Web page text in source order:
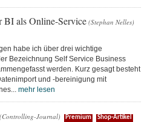
als Online-Service (Stephan Nelles)
habe ich über drei wichtige
Bezeichnung Self Service Business
werden. Kurz gesagt besteht
und -bereinigung mit
mehr lesen
(Controlling-Journal) Premium Shop-Artikel